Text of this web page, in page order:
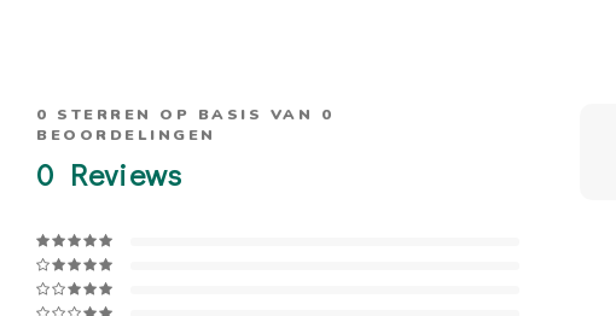
0 STERREN OP BASIS VAN 0
BEOORDELINGEN
0 Reviews